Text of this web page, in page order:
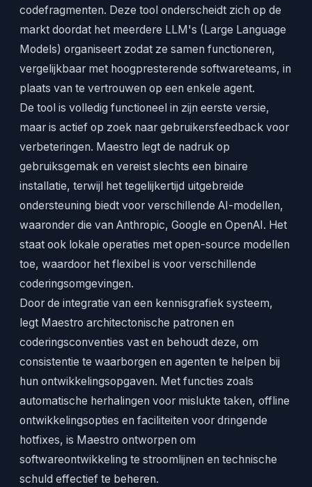
codefragmenten. Deze tool onderscheidt zich op de
markt doordat het meerdere LLM's (Large Language
Models) organiseert zodat ze samen functioneren,
vergelijkbaar met hoogpresterende softwareteams, in
plaats van te vertrouwen op een enkele agent.
De tool is volledig functioneel in zijn eerste versie,
maar is actief op zoek naar gebruikersfeedback voor
verbeteringen. Maestro legt de nadruk op
gebruiksgemak en vereist slechts een binaire
installatie, terwijl het tegelijkertijd uitgebreide
ondersteuning biedt voor verschillende AI-modellen,
waaronder die van Anthropic, Google en OpenAI. Het
staat ook lokale operaties met open-source modellen
toe, waardoor het flexibel is voor verschillende
coderingsomgevingen.
Door de integratie van een kennisgrafiek systeem,
legt Maestro architectonische patronen en
coderingsconventies vast en behoudt deze, om
consistentie te waarborgen en agenten te helpen bij
hun ontwikkelingsopgaven. Met functies zoals
automatische herhalingen voor mislukte taken, offline
ontwikkelingsopties en faciliteiten voor dringende
hotfixes, is Maestro ontworpen om
softwareontwikkeling te stroomlijnen en technische
schuld effectief te beheren.